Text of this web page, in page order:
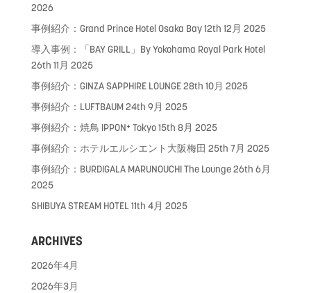
2026
事例紹介：Grand Prince Hotel Osaka Bay12th 12月 2025
導入事例：「BAY GRILL」By Yokohama Royal Park Hotel
26th 11月 2025
事例紹介：GINZA SAPPHIRE LOUNGE28th 10月 2025
事例紹介：LUFTBAUM24th 9月 2025
事例紹介：焼鳥 IPPON⁺ Tokyo15th 8月 2025
事例紹介：ホテルエルシエント大阪梅田 25th 7月 2025
事例紹介：BURDIGALA MARUNOUCHI The Lounge26th 6月
2025
SHIBUYA STREAM HOTEL11th 4月 2025
ARCHIVES
2026年4月
2026年3月